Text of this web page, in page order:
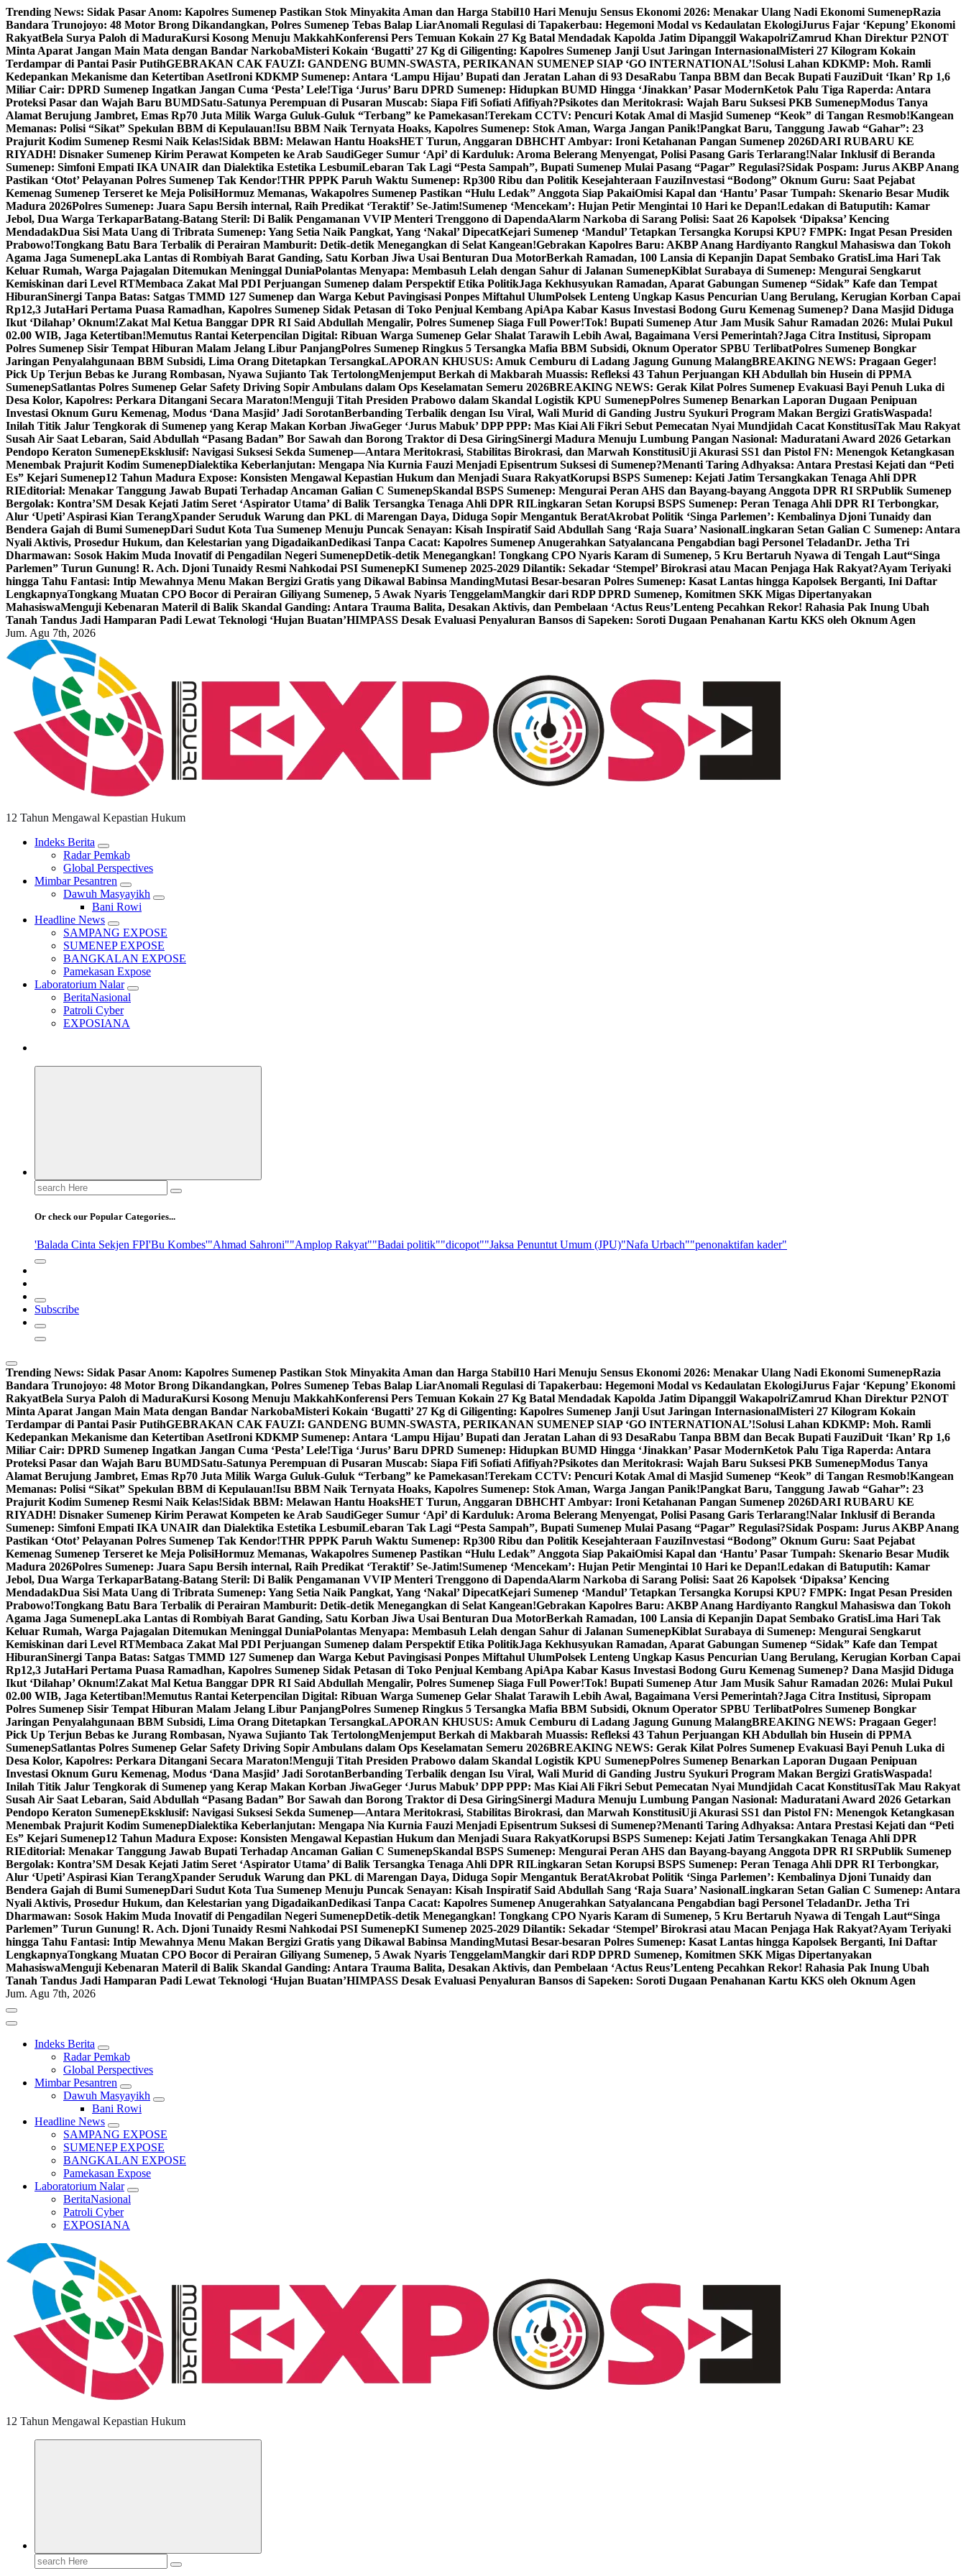
Skip
to
content
Trending News: Sidak Pasar Anom: Kapolres Sumenep Pastikan Stok Minyakita Aman dan Harga Stabil10 Hari Menuju Sensus Ekonomi 2026: Menakar Ulang Nadi Ekonomi SumenepRazia
Bandara Trunojoyo: 48 Motor Brong Dikandangkan, Polres Sumenep Tebas Balap LiarAnomali Regulasi di Tapakerbau: Hegemoni Modal vs Kedaulatan EkologiJurus Fajar ‘Kepung’ Ekonomi
RakyatBela Surya Paloh di MaduraKursi Kosong Menuju MakkahKonferensi Pers Temuan Kokain 27 Kg Batal Mendadak Kapolda Jatim Dipanggil WakapolriZamrud Khan Direktur P2NOT
Minta Aparat Jangan Main Mata dengan Bandar NarkobaMisteri Kokain ‘Bugatti’ 27 Kg di Giligenting: Kapolres Sumenep Janji Usut Jaringan InternasionalMisteri 27 Kilogram Kokain
Terdampar di Pantai Pasir PutihGEBRAKAN CAK FAUZI: GANDENG BUMN-SWASTA, PERIKANAN SUMENEP SIAP ‘GO INTERNATIONAL’!Solusi Lahan KDKMP: Moh. Ramli
Kedepankan Mekanisme dan Ketertiban AsetIroni KDKMP Sumenep: Antara ‘Lampu Hijau’ Bupati dan Jeratan Lahan di 93 DesaRabu Tanpa BBM dan Becak Bupati FauziDuit ‘Ikan’ Rp 1,6
Miliar Cair: DPRD Sumenep Ingatkan Jangan Cuma ‘Pesta’ Lele!Tiga ‘Jurus’ Baru DPRD Sumenep: Hidupkan BUMD Hingga ‘Jinakkan’ Pasar ModernKetok Palu Tiga Raperda: Antara
Proteksi Pasar dan Wajah Baru BUMDSatu-Satunya Perempuan di Pusaran Muscab: Siapa Fifi Sofiati Afifiyah?Psikotes dan Meritokrasi: Wajah Baru Suksesi PKB SumenepModus Tanya
Alamat Berujung Jambret, Emas Rp70 Juta Milik Warga Guluk-Guluk “Terbang” ke Pamekasan!Terekam CCTV: Pencuri Kotak Amal di Masjid Sumenep “Keok” di Tangan Resmob!Kangean
Memanas: Polisi “Sikat” Spekulan BBM di Kepulauan!Isu BBM Naik Ternyata Hoaks, Kapolres Sumenep: Stok Aman, Warga Jangan Panik!Pangkat Baru, Tanggung Jawab “Gahar”: 23
Prajurit Kodim Sumenep Resmi Naik Kelas!Sidak BBM: Melawan Hantu HoaksHET Turun, Anggaran DBHCHT Ambyar: Ironi Ketahanan Pangan Sumenep 2026DARI RUBARU KE
RIYADH! Disnaker Sumenep Kirim Perawat Kompeten ke Arab SaudiGeger Sumur ‘Api’ di Karduluk: Aroma Belerang Menyengat, Polisi Pasang Garis Terlarang!Nalar Inklusif di Beranda
Sumenep: Simfoni Empati IKA UNAIR dan Dialektika Estetika LesbumiLebaran Tak Lagi “Pesta Sampah”, Bupati Sumenep Mulai Pasang “Pagar” Regulasi?Sidak Pospam: Jurus AKBP Anang
Pastikan ‘Otot’ Pelayanan Polres Sumenep Tak Kendor!THR PPPK Paruh Waktu Sumenep: Rp300 Ribu dan Politik Kesejahteraan FauziInvestasi “Bodong” Oknum Guru: Saat Pejabat
Kemenag Sumenep Terseret ke Meja PolisiHormuz Memanas, Wakapolres Sumenep Pastikan “Hulu Ledak” Anggota Siap PakaiOmisi Kapal dan ‘Hantu’ Pasar Tumpah: Skenario Besar Mudik
Madura 2026Polres Sumenep: Juara Sapu Bersih internal, Raih Predikat ‘Teraktif’ Se-Jatim!Sumenep ‘Mencekam’: Hujan Petir Mengintai 10 Hari ke Depan!Ledakan di Batuputih: Kamar
Jebol, Dua Warga TerkaparBatang-Batang Steril: Di Balik Pengamanan VVIP Menteri Trenggono di DapendaAlarm Narkoba di Sarang Polisi: Saat 26 Kapolsek ‘Dipaksa’ Kencing
MendadakDua Sisi Mata Uang di Tribrata Sumenep: Yang Setia Naik Pangkat, Yang ‘Nakal’ DipecatKejari Sumenep ‘Mandul’ Tetapkan Tersangka Korupsi KPU? FMPK: Ingat Pesan Presiden
Prabowo!Tongkang Batu Bara Terbalik di Perairan Mamburit: Detik-detik Menegangkan di Selat Kangean!Gebrakan Kapolres Baru: AKBP Anang Hardiyanto Rangkul Mahasiswa dan Tokoh
Agama Jaga SumenepLaka Lantas di Rombiyah Barat Ganding, Satu Korban Jiwa Usai Benturan Dua MotorBerkah Ramadan, 100 Lansia di Kepanjin Dapat Sembako GratisLima Hari Tak
Keluar Rumah, Warga Pajagalan Ditemukan Meninggal DuniaPolantas Menyapa: Membasuh Lelah dengan Sahur di Jalanan SumenepKiblat Surabaya di Sumenep: Mengurai Sengkarut
Kemiskinan dari Level RTMembaca Zakat Mal PDI Perjuangan Sumenep dalam Perspektif Etika PolitikJaga Kekhusyukan Ramadan, Aparat Gabungan Sumenep “Sidak” Kafe dan Tempat
HiburanSinergi Tanpa Batas: Satgas TMMD 127 Sumenep dan Warga Kebut Pavingisasi Ponpes Miftahul UlumPolsek Lenteng Ungkap Kasus Pencurian Uang Berulang, Kerugian Korban Capai
Rp12,3 JutaHari Pertama Puasa Ramadhan, Kapolres Sumenep Sidak Petasan di Toko Penjual Kembang ApiApa Kabar Kasus Investasi Bodong Guru Kemenag Sumenep? Dana Masjid Diduga
Ikut ‘Dilahap’ Oknum!Zakat Mal Ketua Banggar DPR RI Said Abdullah Mengalir, Polres Sumenep Siaga Full Power!Tok! Bupati Sumenep Atur Jam Musik Sahur Ramadan 2026: Mulai Pukul
02.00 WIB, Jaga Ketertiban!Memutus Rantai Keterpencilan Digital: Ribuan Warga Sumenep Gelar Shalat Tarawih Lebih Awal, Bagaimana Versi Pemerintah?Jaga Citra Institusi, Sipropam
Polres Sumenep Sisir Tempat Hiburan Malam Jelang Libur PanjangPolres Sumenep Ringkus 5 Tersangka Mafia BBM Subsidi, Oknum Operator SPBU TerlibatPolres Sumenep Bongkar
Jaringan Penyalahgunaan BBM Subsidi, Lima Orang Ditetapkan TersangkaLAPORAN KHUSUS: Amuk Cemburu di Ladang Jagung Gunung MalangBREAKING NEWS: Pragaan Geger!
Pick Up Terjun Bebas ke Jurang Rombasan, Nyawa Sujianto Tak TertolongMenjemput Berkah di Makbarah Muassis: Refleksi 43 Tahun Perjuangan KH Abdullah bin Husein di PPMA
SumenepSatlantas Polres Sumenep Gelar Safety Driving Sopir Ambulans dalam Ops Keselamatan Semeru 2026BREAKING NEWS: Gerak Kilat Polres Sumenep Evakuasi Bayi Penuh Luka di
Desa Kolor, Kapolres: Perkara Ditangani Secara Maraton!Menguji Titah Presiden Prabowo dalam Skandal Logistik KPU SumenepPolres Sumenep Benarkan Laporan Dugaan Penipuan
Investasi Oknum Guru Kemenag, Modus ‘Dana Masjid’ Jadi SorotanBerbanding Terbalik dengan Isu Viral, Wali Murid di Ganding Justru Syukuri Program Makan Bergizi GratisWaspada!
Inilah Titik Jalur Tengkorak di Sumenep yang Kerap Makan Korban JiwaGeger ‘Jurus Mabuk’ DPP PPP: Mas Kiai Ali Fikri Sebut Pemecatan Nyai Mundjidah Cacat KonstitusiTak Mau Rakyat
Susah Air Saat Lebaran, Said Abdullah “Pasang Badan” Bor Sawah dan Borong Traktor di Desa GiringSinergi Madura Menuju Lumbung Pangan Nasional: Maduratani Award 2026 Getarkan
Pendopo Keraton SumenepEksklusif: Navigasi Suksesi Sekda Sumenep—Antara Meritokrasi, Stabilitas Birokrasi, dan Marwah KonstitusiUji Akurasi SS1 dan Pistol FN: Menengok Ketangkasan
Menembak Prajurit Kodim SumenepDialektika Keberlanjutan: Mengapa Nia Kurnia Fauzi Menjadi Episentrum Suksesi di Sumenep?Menanti Taring Adhyaksa: Antara Prestasi Kejati dan “Peti
Es” Kejari Sumenep12 Tahun Madura Expose: Konsisten Mengawal Kepastian Hukum dan Menjadi Suara RakyatKorupsi BSPS Sumenep: Kejati Jatim Tersangkakan Tenaga Ahli DPR
RIEditorial: Menakar Tanggung Jawab Bupati Terhadap Ancaman Galian C SumenepSkandal BSPS Sumenep: Mengurai Peran AHS dan Bayang-bayang Anggota DPR RI SRPublik Sumenep
Bergolak: Kontra’SM Desak Kejati Jatim Seret ‘Aspirator Utama’ di Balik Tersangka Tenaga Ahli DPR RILingkaran Setan Korupsi BSPS Sumenep: Peran Tenaga Ahli DPR RI Terbongkar,
Alur ‘Upeti’ Aspirasi Kian TerangXpander Seruduk Warung dan PKL di Marengan Daya, Diduga Sopir Mengantuk BeratAkrobat Politik ‘Singa Parlemen’: Kembalinya Djoni Tunaidy dan
Bendera Gajah di Bumi SumenepDari Sudut Kota Tua Sumenep Menuju Puncak Senayan: Kisah Inspiratif Said Abdullah Sang ‘Raja Suara’ NasionalLingkaran Setan Galian C Sumenep: Antara
Nyali Aktivis, Prosedur Hukum, dan Kelestarian yang DigadaikanDedikasi Tanpa Cacat: Kapolres Sumenep Anugerahkan Satyalancana Pengabdian bagi Personel TeladanDr. Jetha Tri
Dharmawan: Sosok Hakim Muda Inovatif di Pengadilan Negeri SumenepDetik-detik Menegangkan! Tongkang CPO Nyaris Karam di Sumenep, 5 Kru Bertaruh Nyawa di Tengah Laut“Singa
Parlemen” Turun Gunung! R. Ach. Djoni Tunaidy Resmi Nahkodai PSI SumenepKI Sumenep 2025-2029 Dilantik: Sekadar ‘Stempel’ Birokrasi atau Macan Penjaga Hak Rakyat?Ayam Teriyaki
hingga Tahu Fantasi: Intip Mewahnya Menu Makan Bergizi Gratis yang Dikawal Babinsa MandingMutasi Besar-besaran Polres Sumenep: Kasat Lantas hingga Kapolsek Berganti, Ini Daftar
LengkapnyaTongkang Muatan CPO Bocor di Perairan Giliyang Sumenep, 5 Awak Nyaris TenggelamMangkir dari RDP DPRD Sumenep, Komitmen SKK Migas Dipertanyakan
MahasiswaMenguji Kebenaran Materil di Balik Skandal Ganding: Antara Trauma Balita, Desakan Aktivis, dan Pembelaan ‘Actus Reus’Lenteng Pecahkan Rekor! Rahasia Pak Inung Ubah
Tanah Tandus Jadi Hamparan Padi Lewat Teknologi ‘Hujan Buatan’HIMPASS Desak Evaluasi Penyaluran Bansos di Sapeken: Soroti Dugaan Penahanan Kartu KKS oleh Oknum Agen
Jum. Agu 7th, 2026
12 Tahun Mengawal Kepastian Hukum
Indeks Berita
Radar Pemkab
Global Perspectives
Mimbar Pesantren
Dawuh Masyayikh
Bani Rowi
Headline News
SAMPANG EXPOSE
SUMENEP EXPOSE
BANGKALAN EXPOSE
Pamekasan Expose
Laboratorium Nalar
BeritaNasional
Patroli Cyber
EXPOSIANA
Search
for:
Or check our Popular Categories...
'Balada Cinta Sekjen FPI'Bu Kombes'"Ahmad Sahroni""Amplop Rakyat""Badai politik""dicopot""Jaksa Penuntut Umum (JPU)"Nafa Urbach""penonaktifan kader"
Subscribe
Trending News: Sidak Pasar Anom: Kapolres Sumenep Pastikan Stok Minyakita Aman dan Harga Stabil10 Hari Menuju Sensus Ekonomi 2026: Menakar Ulang Nadi Ekonomi SumenepRazia
Bandara Trunojoyo: 48 Motor Brong Dikandangkan, Polres Sumenep Tebas Balap LiarAnomali Regulasi di Tapakerbau: Hegemoni Modal vs Kedaulatan EkologiJurus Fajar ‘Kepung’ Ekonomi
RakyatBela Surya Paloh di MaduraKursi Kosong Menuju MakkahKonferensi Pers Temuan Kokain 27 Kg Batal Mendadak Kapolda Jatim Dipanggil WakapolriZamrud Khan Direktur P2NOT
Minta Aparat Jangan Main Mata dengan Bandar NarkobaMisteri Kokain ‘Bugatti’ 27 Kg di Giligenting: Kapolres Sumenep Janji Usut Jaringan InternasionalMisteri 27 Kilogram Kokain
Terdampar di Pantai Pasir PutihGEBRAKAN CAK FAUZI: GANDENG BUMN-SWASTA, PERIKANAN SUMENEP SIAP ‘GO INTERNATIONAL’!Solusi Lahan KDKMP: Moh. Ramli
Kedepankan Mekanisme dan Ketertiban AsetIroni KDKMP Sumenep: Antara ‘Lampu Hijau’ Bupati dan Jeratan Lahan di 93 DesaRabu Tanpa BBM dan Becak Bupati FauziDuit ‘Ikan’ Rp 1,6
Miliar Cair: DPRD Sumenep Ingatkan Jangan Cuma ‘Pesta’ Lele!Tiga ‘Jurus’ Baru DPRD Sumenep: Hidupkan BUMD Hingga ‘Jinakkan’ Pasar ModernKetok Palu Tiga Raperda: Antara
Proteksi Pasar dan Wajah Baru BUMDSatu-Satunya Perempuan di Pusaran Muscab: Siapa Fifi Sofiati Afifiyah?Psikotes dan Meritokrasi: Wajah Baru Suksesi PKB SumenepModus Tanya
Alamat Berujung Jambret, Emas Rp70 Juta Milik Warga Guluk-Guluk “Terbang” ke Pamekasan!Terekam CCTV: Pencuri Kotak Amal di Masjid Sumenep “Keok” di Tangan Resmob!Kangean
Memanas: Polisi “Sikat” Spekulan BBM di Kepulauan!Isu BBM Naik Ternyata Hoaks, Kapolres Sumenep: Stok Aman, Warga Jangan Panik!Pangkat Baru, Tanggung Jawab “Gahar”: 23
Prajurit Kodim Sumenep Resmi Naik Kelas!Sidak BBM: Melawan Hantu HoaksHET Turun, Anggaran DBHCHT Ambyar: Ironi Ketahanan Pangan Sumenep 2026DARI RUBARU KE
RIYADH! Disnaker Sumenep Kirim Perawat Kompeten ke Arab SaudiGeger Sumur ‘Api’ di Karduluk: Aroma Belerang Menyengat, Polisi Pasang Garis Terlarang!Nalar Inklusif di Beranda
Sumenep: Simfoni Empati IKA UNAIR dan Dialektika Estetika LesbumiLebaran Tak Lagi “Pesta Sampah”, Bupati Sumenep Mulai Pasang “Pagar” Regulasi?Sidak Pospam: Jurus AKBP Anang
Pastikan ‘Otot’ Pelayanan Polres Sumenep Tak Kendor!THR PPPK Paruh Waktu Sumenep: Rp300 Ribu dan Politik Kesejahteraan FauziInvestasi “Bodong” Oknum Guru: Saat Pejabat
Kemenag Sumenep Terseret ke Meja PolisiHormuz Memanas, Wakapolres Sumenep Pastikan “Hulu Ledak” Anggota Siap PakaiOmisi Kapal dan ‘Hantu’ Pasar Tumpah: Skenario Besar Mudik
Madura 2026Polres Sumenep: Juara Sapu Bersih internal, Raih Predikat ‘Teraktif’ Se-Jatim!Sumenep ‘Mencekam’: Hujan Petir Mengintai 10 Hari ke Depan!Ledakan di Batuputih: Kamar
Jebol, Dua Warga TerkaparBatang-Batang Steril: Di Balik Pengamanan VVIP Menteri Trenggono di DapendaAlarm Narkoba di Sarang Polisi: Saat 26 Kapolsek ‘Dipaksa’ Kencing
MendadakDua Sisi Mata Uang di Tribrata Sumenep: Yang Setia Naik Pangkat, Yang ‘Nakal’ DipecatKejari Sumenep ‘Mandul’ Tetapkan Tersangka Korupsi KPU? FMPK: Ingat Pesan Presiden
Prabowo!Tongkang Batu Bara Terbalik di Perairan Mamburit: Detik-detik Menegangkan di Selat Kangean!Gebrakan Kapolres Baru: AKBP Anang Hardiyanto Rangkul Mahasiswa dan Tokoh
Agama Jaga SumenepLaka Lantas di Rombiyah Barat Ganding, Satu Korban Jiwa Usai Benturan Dua MotorBerkah Ramadan, 100 Lansia di Kepanjin Dapat Sembako GratisLima Hari Tak
Keluar Rumah, Warga Pajagalan Ditemukan Meninggal DuniaPolantas Menyapa: Membasuh Lelah dengan Sahur di Jalanan SumenepKiblat Surabaya di Sumenep: Mengurai Sengkarut
Kemiskinan dari Level RTMembaca Zakat Mal PDI Perjuangan Sumenep dalam Perspektif Etika PolitikJaga Kekhusyukan Ramadan, Aparat Gabungan Sumenep “Sidak” Kafe dan Tempat
HiburanSinergi Tanpa Batas: Satgas TMMD 127 Sumenep dan Warga Kebut Pavingisasi Ponpes Miftahul UlumPolsek Lenteng Ungkap Kasus Pencurian Uang Berulang, Kerugian Korban Capai
Rp12,3 JutaHari Pertama Puasa Ramadhan, Kapolres Sumenep Sidak Petasan di Toko Penjual Kembang ApiApa Kabar Kasus Investasi Bodong Guru Kemenag Sumenep? Dana Masjid Diduga
Ikut ‘Dilahap’ Oknum!Zakat Mal Ketua Banggar DPR RI Said Abdullah Mengalir, Polres Sumenep Siaga Full Power!Tok! Bupati Sumenep Atur Jam Musik Sahur Ramadan 2026: Mulai Pukul
02.00 WIB, Jaga Ketertiban!Memutus Rantai Keterpencilan Digital: Ribuan Warga Sumenep Gelar Shalat Tarawih Lebih Awal, Bagaimana Versi Pemerintah?Jaga Citra Institusi, Sipropam
Polres Sumenep Sisir Tempat Hiburan Malam Jelang Libur PanjangPolres Sumenep Ringkus 5 Tersangka Mafia BBM Subsidi, Oknum Operator SPBU TerlibatPolres Sumenep Bongkar
Jaringan Penyalahgunaan BBM Subsidi, Lima Orang Ditetapkan TersangkaLAPORAN KHUSUS: Amuk Cemburu di Ladang Jagung Gunung MalangBREAKING NEWS: Pragaan Geger!
Pick Up Terjun Bebas ke Jurang Rombasan, Nyawa Sujianto Tak TertolongMenjemput Berkah di Makbarah Muassis: Refleksi 43 Tahun Perjuangan KH Abdullah bin Husein di PPMA
SumenepSatlantas Polres Sumenep Gelar Safety Driving Sopir Ambulans dalam Ops Keselamatan Semeru 2026BREAKING NEWS: Gerak Kilat Polres Sumenep Evakuasi Bayi Penuh Luka di
Desa Kolor, Kapolres: Perkara Ditangani Secara Maraton!Menguji Titah Presiden Prabowo dalam Skandal Logistik KPU SumenepPolres Sumenep Benarkan Laporan Dugaan Penipuan
Investasi Oknum Guru Kemenag, Modus ‘Dana Masjid’ Jadi SorotanBerbanding Terbalik dengan Isu Viral, Wali Murid di Ganding Justru Syukuri Program Makan Bergizi GratisWaspada!
Inilah Titik Jalur Tengkorak di Sumenep yang Kerap Makan Korban JiwaGeger ‘Jurus Mabuk’ DPP PPP: Mas Kiai Ali Fikri Sebut Pemecatan Nyai Mundjidah Cacat KonstitusiTak Mau Rakyat
Susah Air Saat Lebaran, Said Abdullah “Pasang Badan” Bor Sawah dan Borong Traktor di Desa GiringSinergi Madura Menuju Lumbung Pangan Nasional: Maduratani Award 2026 Getarkan
Pendopo Keraton SumenepEksklusif: Navigasi Suksesi Sekda Sumenep—Antara Meritokrasi, Stabilitas Birokrasi, dan Marwah KonstitusiUji Akurasi SS1 dan Pistol FN: Menengok Ketangkasan
Menembak Prajurit Kodim SumenepDialektika Keberlanjutan: Mengapa Nia Kurnia Fauzi Menjadi Episentrum Suksesi di Sumenep?Menanti Taring Adhyaksa: Antara Prestasi Kejati dan “Peti
Es” Kejari Sumenep12 Tahun Madura Expose: Konsisten Mengawal Kepastian Hukum dan Menjadi Suara RakyatKorupsi BSPS Sumenep: Kejati Jatim Tersangkakan Tenaga Ahli DPR
RIEditorial: Menakar Tanggung Jawab Bupati Terhadap Ancaman Galian C SumenepSkandal BSPS Sumenep: Mengurai Peran AHS dan Bayang-bayang Anggota DPR RI SRPublik Sumenep
Bergolak: Kontra’SM Desak Kejati Jatim Seret ‘Aspirator Utama’ di Balik Tersangka Tenaga Ahli DPR RILingkaran Setan Korupsi BSPS Sumenep: Peran Tenaga Ahli DPR RI Terbongkar,
Alur ‘Upeti’ Aspirasi Kian TerangXpander Seruduk Warung dan PKL di Marengan Daya, Diduga Sopir Mengantuk BeratAkrobat Politik ‘Singa Parlemen’: Kembalinya Djoni Tunaidy dan
Bendera Gajah di Bumi SumenepDari Sudut Kota Tua Sumenep Menuju Puncak Senayan: Kisah Inspiratif Said Abdullah Sang ‘Raja Suara’ NasionalLingkaran Setan Galian C Sumenep: Antara
Nyali Aktivis, Prosedur Hukum, dan Kelestarian yang DigadaikanDedikasi Tanpa Cacat: Kapolres Sumenep Anugerahkan Satyalancana Pengabdian bagi Personel TeladanDr. Jetha Tri
Dharmawan: Sosok Hakim Muda Inovatif di Pengadilan Negeri SumenepDetik-detik Menegangkan! Tongkang CPO Nyaris Karam di Sumenep, 5 Kru Bertaruh Nyawa di Tengah Laut“Singa
Parlemen” Turun Gunung! R. Ach. Djoni Tunaidy Resmi Nahkodai PSI SumenepKI Sumenep 2025-2029 Dilantik: Sekadar ‘Stempel’ Birokrasi atau Macan Penjaga Hak Rakyat?Ayam Teriyaki
hingga Tahu Fantasi: Intip Mewahnya Menu Makan Bergizi Gratis yang Dikawal Babinsa MandingMutasi Besar-besaran Polres Sumenep: Kasat Lantas hingga Kapolsek Berganti, Ini Daftar
LengkapnyaTongkang Muatan CPO Bocor di Perairan Giliyang Sumenep, 5 Awak Nyaris TenggelamMangkir dari RDP DPRD Sumenep, Komitmen SKK Migas Dipertanyakan
MahasiswaMenguji Kebenaran Materil di Balik Skandal Ganding: Antara Trauma Balita, Desakan Aktivis, dan Pembelaan ‘Actus Reus’Lenteng Pecahkan Rekor! Rahasia Pak Inung Ubah
Tanah Tandus Jadi Hamparan Padi Lewat Teknologi ‘Hujan Buatan’HIMPASS Desak Evaluasi Penyaluran Bansos di Sapeken: Soroti Dugaan Penahanan Kartu KKS oleh Oknum Agen
Jum. Agu 7th, 2026
Indeks Berita
Radar Pemkab
Global Perspectives
Mimbar Pesantren
Dawuh Masyayikh
Bani Rowi
Headline News
SAMPANG EXPOSE
SUMENEP EXPOSE
BANGKALAN EXPOSE
Pamekasan Expose
Laboratorium Nalar
BeritaNasional
Patroli Cyber
EXPOSIANA
12 Tahun Mengawal Kepastian Hukum
Search
for: